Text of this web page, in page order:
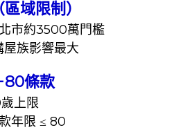
域限制）
市約3500萬門檻
屋族影響最大
80條款
上限
年限 ≤ 80